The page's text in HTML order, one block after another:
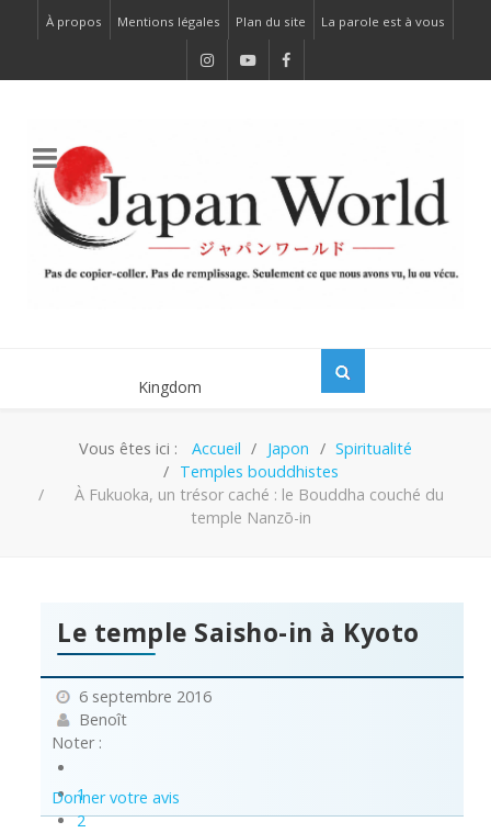
À propos Mentions légales Plan du site La parole est à vous
Vous êtes ici : Accueil Japon
Spiritualité
Temples bouddhistes
À Fukuoka, un trésor caché : le Bouddha couché du
temple Nanzō-in
Le temple Saisho-in à Kyoto
6 septembre 2016
Benoît
Noter :
1
2
Donner votre avis